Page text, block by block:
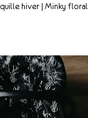
Quick Viewhiver | Minky floral